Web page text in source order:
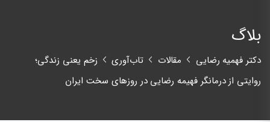
بلاگ
دکتر فهمیه رضایی مقالات تاب‌آوری
زخم یعنی زندگی؛
روایتی از درمانگر فهیمه رضایی در روزهای سخت ایران